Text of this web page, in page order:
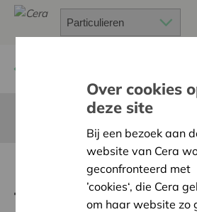
Duurzaam
tuin
Over cookies
deze site
Bij een bezoek aan
website van Cera
geconfronteerd met
’cookies‘, die Cera
om haar website zo